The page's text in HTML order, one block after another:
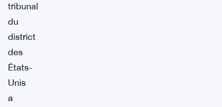
tribunal
du
district
des
États-
Unis
a